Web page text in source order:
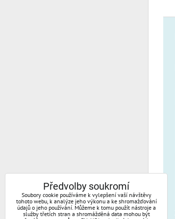
Předvolby soukromí
Soubory cookie používáme k vylepšení vaší návštěvy
tohoto webu, k analýze jeho výkonu a ke shromažďování
údajů o jeho používání. Můžeme k tomu použít nástroje a
služby třetích stran a shromážděná data mohou být